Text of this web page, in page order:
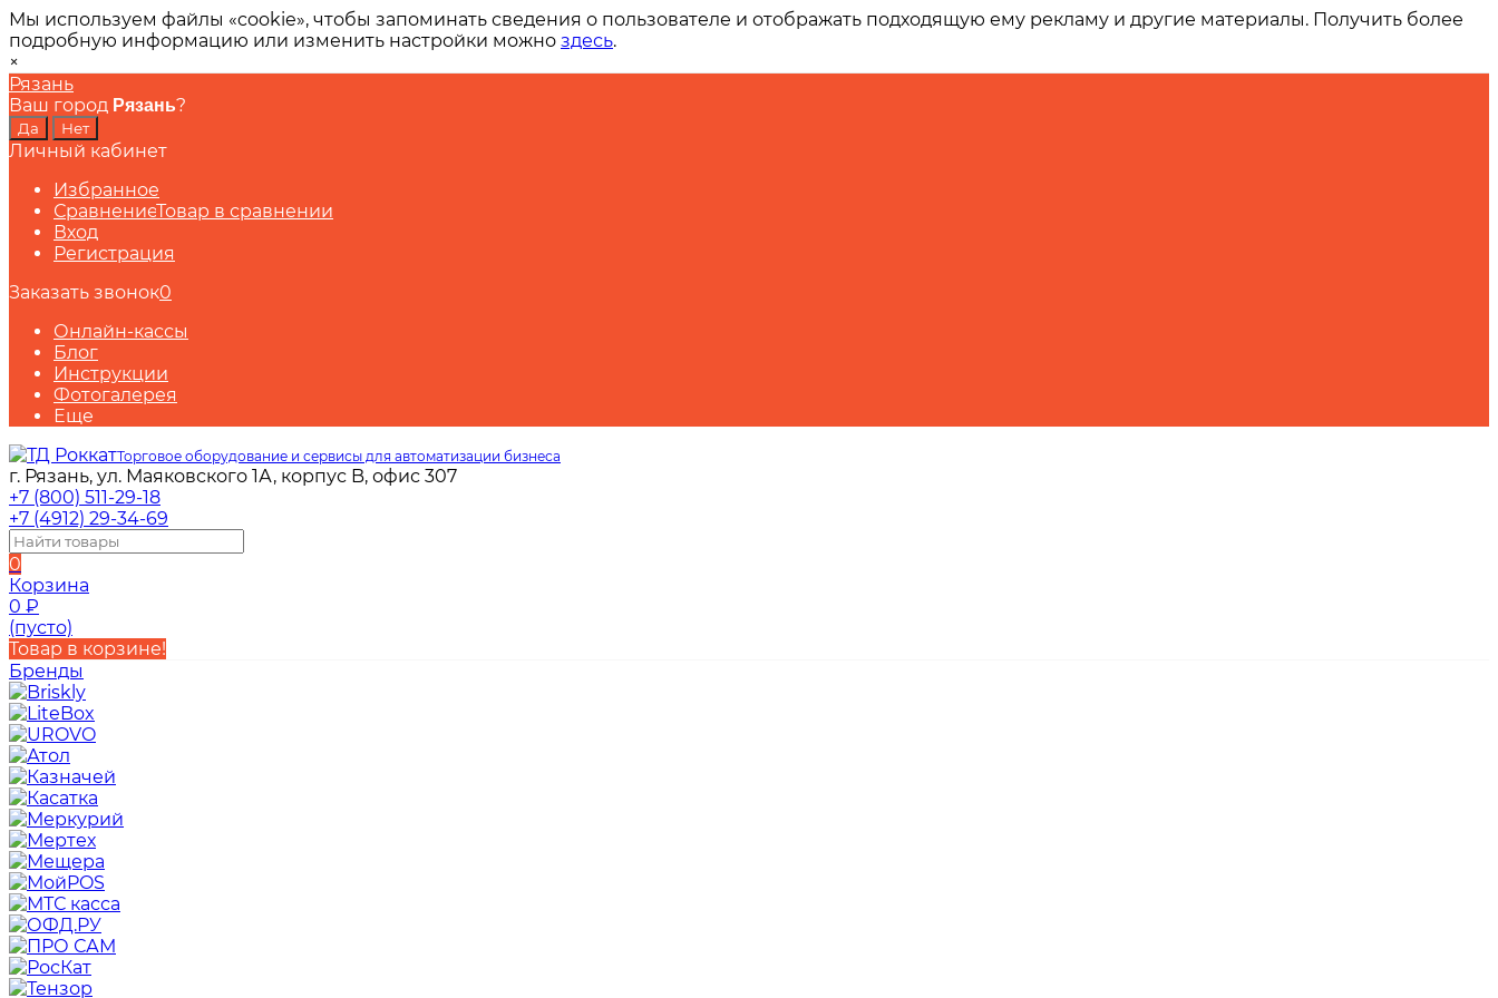
Мы используем файлы «cookie», чтобы запоминать сведения о пользователе и отображать подходящую ему рекламу и другие материалы. Получить более
подробную информацию или изменить настройки можно здесь.
×
Рязань
Ваш город Рязань?
Личный кабинет
Избранное
СравнениеТовар в сравнении
Вход
Регистрация
Заказать звонок0
Онлайн-кассы
Блог
Инструкции
Фотогалерея
Еще
Торговое оборудование и сервисы для автоматизации бизнеса
г. Рязань, ул. Маяковского 1А, корпус B, офис 307
+7 (800) 511-29-18
+7 (4912) 29-34-69
0
Корзина
0 ₽
(пусто)
Товар в корзине!
Бренды